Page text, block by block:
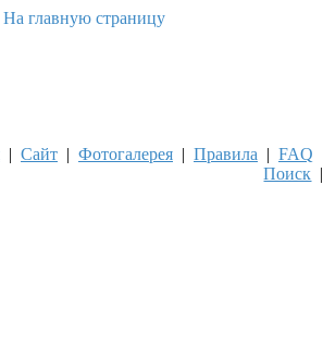
| Сайт | Фотогалерея | Правила | FAQ
Поиск